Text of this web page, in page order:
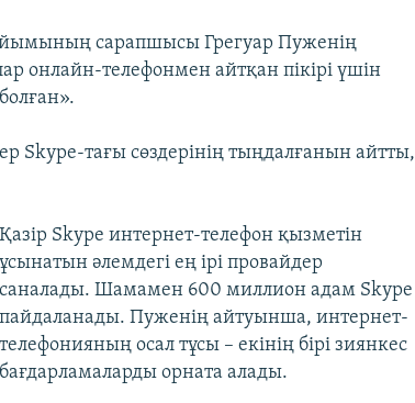
сарапшысы Грегуар Пуженің
онлайн-телефонмен айтқан пікірі үшін
Skype-тағы сөздерінің тыңдалғанын айтты,
Қазір Skype интернет-телефон қызметін
ұсынатын әлемдегі ең ірі провайдер
саналады. Шамамен 600 миллион адам Skype
пайдаланады. Пуженің айтуынша, интернет-
телефонияның осал тұсы – екінің бірі зиянкес
бағдарламаларды орната алады.